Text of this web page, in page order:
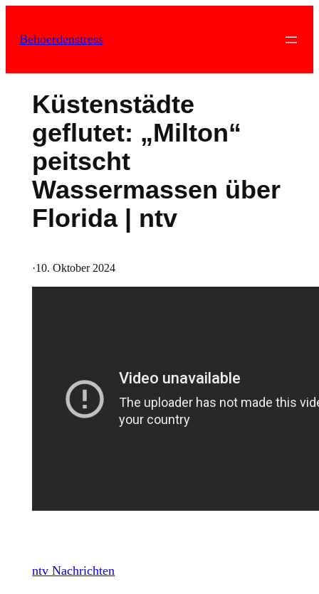
Inhalt
Behoerdenstress
Küstenstädte
geflutet: „Milton“
peitscht
Wassermassen über
Florida | ntv
·10. Oktober 2024
ntv Nachrichten